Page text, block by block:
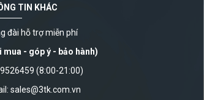
TIN KHÁC
đài hỗ trợ miễn phí
mua - góp ý - bảo hành)
(8:00-21:00)
sales@3tk.com.vn